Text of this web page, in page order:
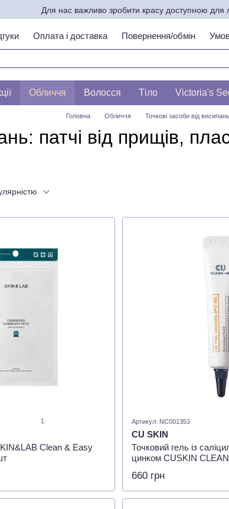
Для нас важливо зробити красу доступною для
Оплата і доставка Повернення/обмін
типу шкіри по ЛЕСЛІ БАУМАНН
Обличчя Волосся Тіло Victoria's
Головна Обличчя Точкові засоби від висипань
патчі від прищів,
1
Clean & Easy
Артикул: NC001353
CU SKIN
Точковий гель із
цинком CUSKIN
660 грн